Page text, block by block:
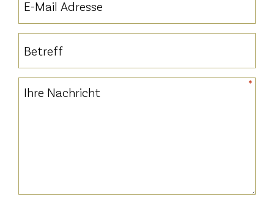
Mail
Adresse
Nachricht *